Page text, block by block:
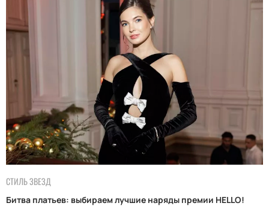
СТИЛЬ ЗВЕЗД
Битва платьев: выбираем лучшие наряды премии HELLO!